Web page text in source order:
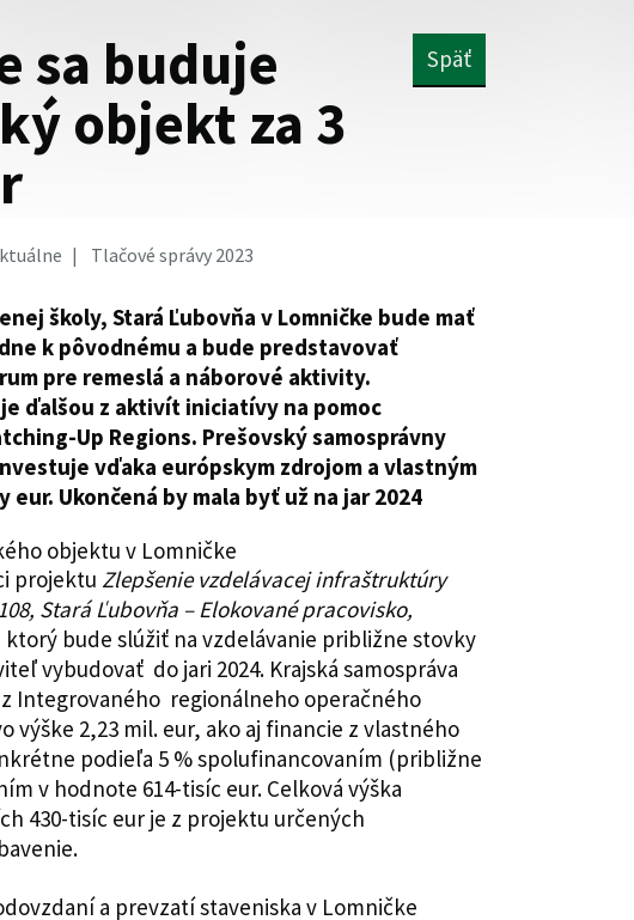
sa buduje
objekt za 3
Späť
Tlačové správy 2023
školy, Stará Ľubovňa v Lomničke bude mať
k pôvodnému a bude predstavovať
pre remeslá a náborové aktivity.
ďalšou z aktivít iniciatívy na pomoc
Up Regions. Prešovský samosprávny
vďaka európskym zdrojom a vlastným
Ukončená by mala byť už na jar 2024
projektu Zlepšenie vzdelávacej infraštruktúry
Stará Ľubovňa – Elokované pracovisko,
bude slúžiť na vzdelávanie približne stovky
vybudovať do jari 2024. Krajská samospráva
Integrovaného regionálneho operačného
výške 2,23 mil. eur, ako aj financie z vlastného
podieľa 5 % spolufinancovaním (približne
v hodnote 614-tisíc eur. Celková výška
430-tisíc eur je z projektu určených